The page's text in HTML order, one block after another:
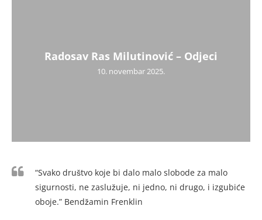
Radosav Ras Milutinović – Odjeci
10. novembar 2025.
“Svako društvo koje bi dalo malo slobode za malo
sigurnosti, ne zaslužuje, ni jedno, ni drugo, i izgubiće
oboje.” Bendžamin Frenklin